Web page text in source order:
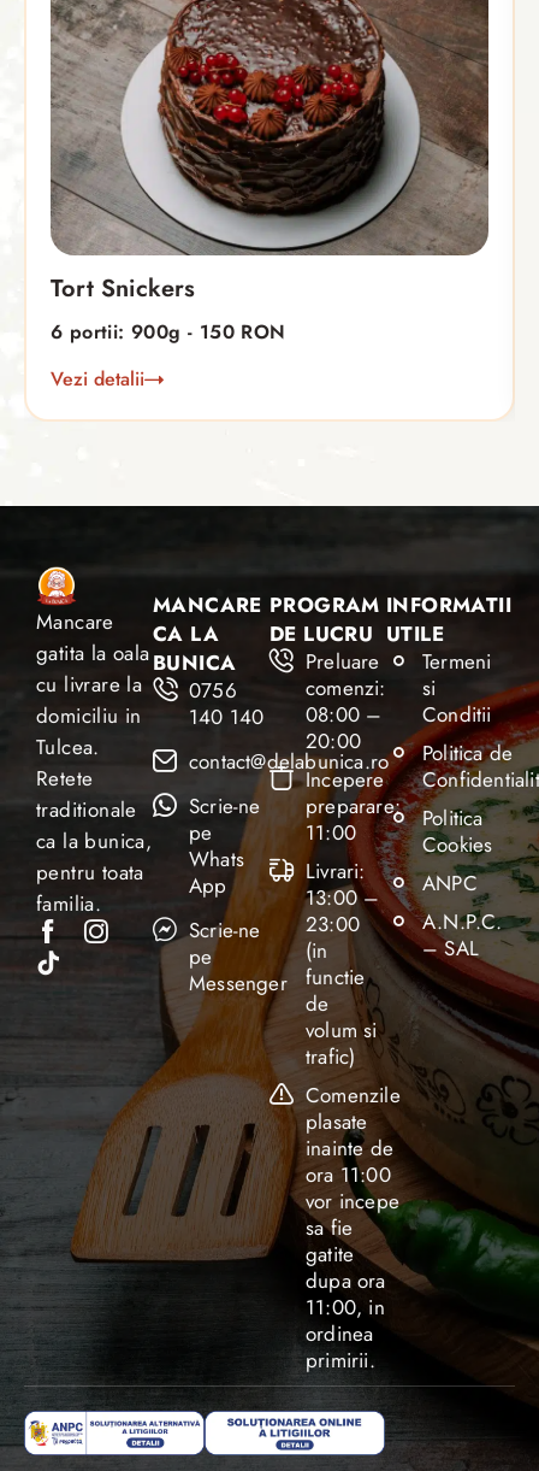
Tort Snickers
6 portii: 900g - 150 RON
Vezi detalii
Mancare
gatita la oala
cu livrare la
domiciliu in
Tulcea.
Retete
traditionale
ca la bunica,
pentru toata
familia.
MANCARE
CA LA
BUNICA
0756
140 140
contact@delabunica.ro
Scrie-ne
pe
Whats
App
Scrie-ne
pe
Messenger
PROGRAM
DE LUCRU
Preluare
comenzi:
08:00 –
20:00
Incepere
preparare:
11:00
Livrari:
13:00 –
23:00
(in
functie
de
volum si
trafic)
Comenzile
plasate
inainte de
ora 11:00
vor incepe
sa fie
gatite
dupa ora
11:00, in
ordinea
primirii.
INFORMATII
UTILE
Termeni
si
Conditii
Politica de
Politica
Cookies
ANPC
A.N.P.C.
– SAL